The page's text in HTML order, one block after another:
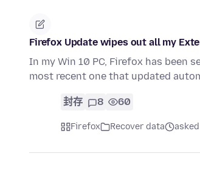
Firefox Update wipes out all my
In my Win 10 PC, Firefox has been
most recent one that updated
封存 8 60
Firefox Recover data asked